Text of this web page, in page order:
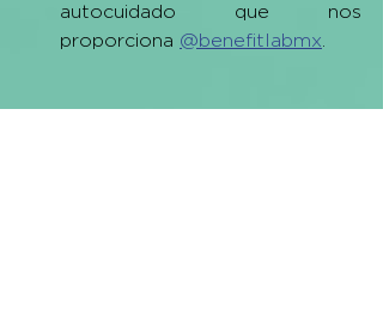
autocuidado que nos
proporciona @benefitlabmx